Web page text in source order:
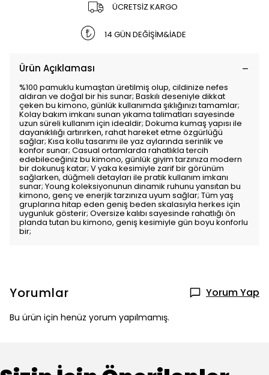
ÜCRETSİZ KARGO
14 GÜN DEĞİŞİM&İADE
Ürün Açıklaması
%100 pamuklu kumaştan üretilmiş olup, cildinize nefes
aldıran ve doğal bir his sunar; Baskılı deseniyle dikkat
çeken bu kimono, günlük kullanımda şıklığınızı tamamlar;
Kolay bakım imkanı sunan yıkama talimatları sayesinde
uzun süreli kullanım için idealdir; Dokuma kumaş yapısı ile
dayanıklılığı artırırken, rahat hareket etme özgürlüğü
sağlar; Kısa kollu tasarımı ile yaz aylarında serinlik ve
konfor sunar; Casual ortamlarda rahatlıkla tercih
edebileceğiniz bu kimono, günlük giyim tarzınıza modern
bir dokunuş katar; V yaka kesimiyle zarif bir görünüm
sağlarken, düğmeli detayları ile pratik kullanım imkanı
sunar; Young koleksiyonunun dinamik ruhunu yansıtan bu
kimono, genç ve enerjik tarzınıza uyum sağlar; Tüm yaş
gruplarına hitap eden geniş beden skalasıyla herkes için
uygunluk gösterir; Oversize kalıbı sayesinde rahatlığı ön
planda tutan bu kimono, geniş kesimiyle gün boyu konforlu
bir;
Yorumlar Yorum Yap
Bu ürün için henüz yorum yapılmamış.